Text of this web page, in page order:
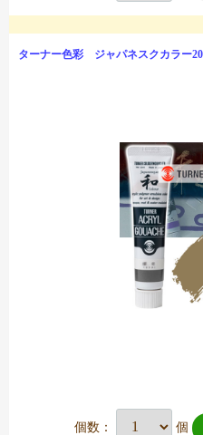
ターナー色彩 ジャパネスクカラー
個数： 個